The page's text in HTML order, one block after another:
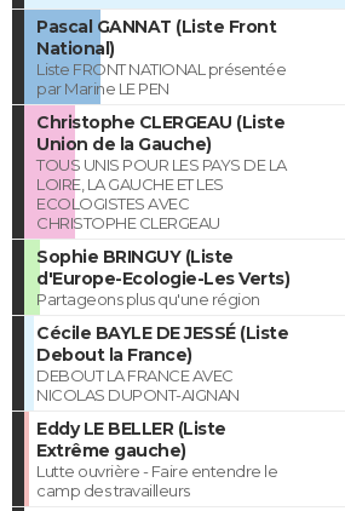
Pascal GANNAT (Liste Front
National)
Liste FRONT NATIONAL présentée
par Marine LE PEN
Christophe CLERGEAU (Liste
Union de la Gauche)
TOUS UNIS POUR LES PAYS DE LA
LOIRE, LA GAUCHE ET LES
ECOLOGISTES AVEC
CHRISTOPHE CLERGEAU
Sophie BRINGUY (Liste
d'Europe-Ecologie-Les Verts)
Partageons plus qu'une région
Cécile BAYLE DE JESSÉ (Liste
Debout la France)
DEBOUT LA FRANCE AVEC
NICOLAS DUPONT-AIGNAN
Eddy LE BELLER (Liste
Extrême gauche)
Lutte ouvrière - Faire entendre le
camp des travailleurs